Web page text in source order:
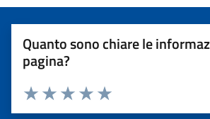
Quanto sono chiare le
pagina?
Valuta 5 stelle su 5
Valuta 4 stelle su 5
Valuta 3 stelle su 5
Valuta 2 stelle su 5
Valuta 1 stelle su 5